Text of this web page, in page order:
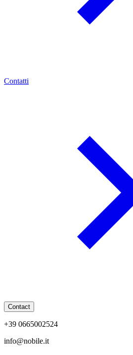
Contatti
Contact
+39 0665002524
info@nobile.it